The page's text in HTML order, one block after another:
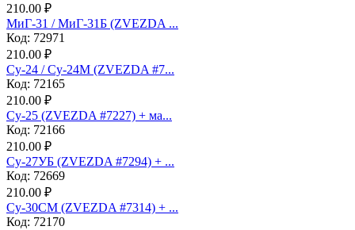
210.00 ₽
МиГ-31 / МиГ-31Б (ZVEZDA ...
Код: 72971
210.00 ₽
Су-24 / Су-24М (ZVEZDA #7...
Код: 72165
210.00 ₽
Су-25 (ZVEZDA #7227) + ма...
Код: 72166
210.00 ₽
Су-27УБ (ZVEZDA #7294) + ...
Код: 72669
210.00 ₽
Су-30СМ (ZVEZDA #7314) + ...
Код: 72170